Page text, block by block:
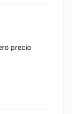
precio